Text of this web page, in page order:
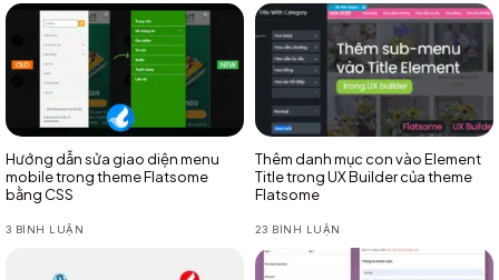
Hướng dẫn sửa giao diện menu
mobile trong theme Flatsome
bằng CSS
3 BÌNH LUẬN
Thêm danh mục con vào Element
Title trong UX Builder của theme
Flatsome
23 BÌNH LUẬN